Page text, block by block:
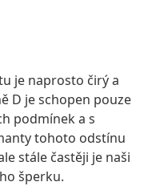
je naprosto čirý a
D je schopen pouze
podmínek a s
tohoto odstínu
stále častěji je naši
šperku.